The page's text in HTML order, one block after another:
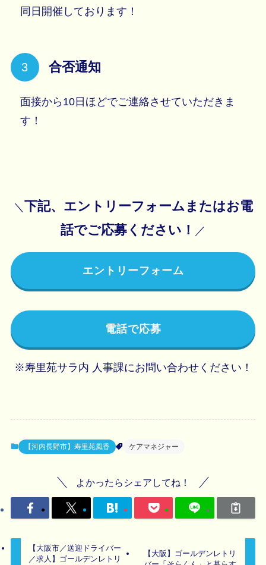
同日開催しております！
合否通知
面接から10日ほどでご連絡させていただきま
す！
＼ 下記、エントリーフォームまたはお電
話でご応募ください！
／
エントリーフォーム
電話で応募
※寿里苑サラ内 人事課にお問い合わせください！
【河内長野市】寿里苑風香 ケアマネジャー
よかったらシェアしてね！
【大阪市／送迎ドライバー
／求人】ゴールデンレトリ
【大阪】ゴールデンレトリ